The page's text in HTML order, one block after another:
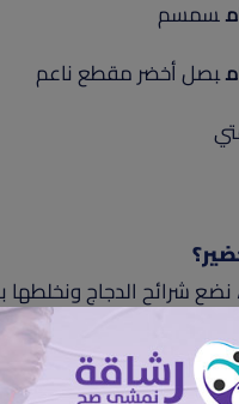
سمسم
بصل أخضر مقطع ناعم
نضع شرائح الدجاج
نسخن زيت السمسم ثم